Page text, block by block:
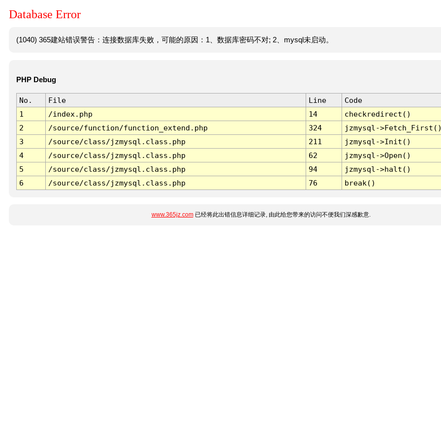
Database Error
(1040) 365建站错误警告：连接数据库失败，可能的原因：1、数据库密码不对; 2、mysql未启动。
PHP Debug
No. File Line
Code
1
/index.php 14
checkredirect()
2
/source/function/function_extend.php 324
jzmysql-
3
/source/class/jzmysql.class.php 211
jzmysql->Init()
4
/source/class/jzmysql.class.php 62
jzmysql->Open()
5
/source/class/jzmysql.class.php 94
jzmysql->halt()
6
/source/class/jzmysql.class.php 76 break()
www.365jz.com已经将此出错信息详细记录, 由此给您带来的访问不便我们深感歉意.